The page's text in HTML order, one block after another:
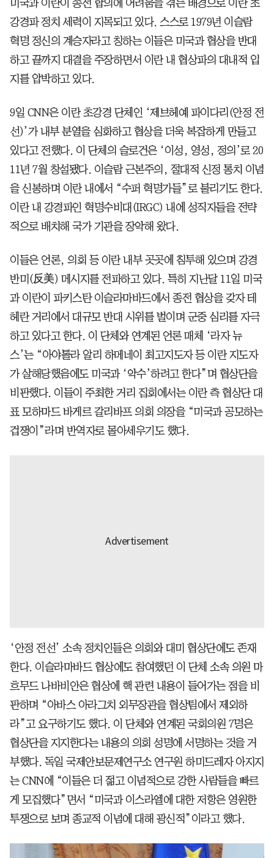
미국과 이란이 종전 합의에 어려움을 겪는 배경으로 이란 초
강경파 정치 세력이 지목되고 있다. 스스로 1979년 이슬람
혁명 정신의 계승자라고 칭하는 이들은 미국과 협상을 반대
하고 끝까지 대결을 주장하면서 이란 내 협상파의 대내적 입
지를 압박하고 있다.
9일 CNN은 이란 초강경 단체인 ‘제브헤예 파이다리(안정 전
선)’가 내부 분열을 심화하고 협상을 더욱 복잡하게 만들고
있다고 전했다. 이 단체의 슬로건은 ‘이성, 영성, 정의’로 20
11년 7월 창설됐다. 이슬람 근본주의, 절대적 신정 통치 이념
을 신봉하며 이란 내에서 “수퍼 혁명가들”로 불리기도 한다.
이란 내 강경파인 혁명수비대(IRGC) 내에 성직자들을 전략
적으로 배치해 국가 기관을 장악해 왔다.
이들은 언론, 의회 등 이란 내부 곳곳에 침투해 있으며 강경
반미(反美) 메시지를 전파하고 있다. 특히 지난달 11일 미국
과 이란이 파키스탄 이슬라마바드에서 종전 협상을 갖자 테
헤란 거리에서 대규모 반대 시위를 벌이며 군중 심리를 자극
하고 있다고 한다. 이 단체와 연계된 언론 매체 ‘라자 뉴
스’는 “아야톨라 알리 하메네이 최고지도자 등 이란 지도자
가 살해당했음에도 미국과 ‘악수’하려고 한다”며 협상단을
비판했다. 이들이 주최한 거리 집회에서는 이란 측 협상단 대
표 모하마드 바게르 갈리바프 의회 의장을 “미국과 공모하는
겁쟁이”라며 반역자로 몰아세우기도 했다.
‘안정 전선’ 소속 정치인들은 의회와 대미 협상단에도 존재
한다. 이슬라마바드 협상에도 참여했던 이 단체 소속 의원 마
흐무드 나바비안은 협상에 핵 관련 내용이 들어가는 점을 비
판하며 “아바스 아라그치 외무장관을 협상팀에서 제외하
라”고 요구하기도 했다. 이 단체와 연계된 국회의원 7명은
협상단을 지지한다는 내용의 의회 성명에 서명하는 것을 거
부했다. 독일 국제안보문제연구소 연구원 하미드레자 아지지
는 CNN에 “이들은 더 젊고 이념적으로 강한 사람들을 빠르
게 모집했다”면서 “미국과 이스라엘에 대한 저항은 영원한
투쟁으로 보며 종교적 이념에 대해 광신적”이라고 했다.